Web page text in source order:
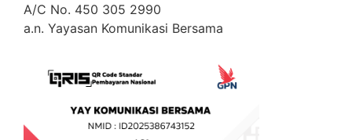
A/C No. 450 305 2990
a.n. Yayasan Komunikasi Bersama